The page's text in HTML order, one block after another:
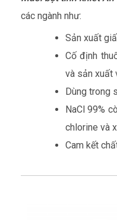
các ngành như:
Sản xuất
Cố định
và sản xuất
Dùng trong
NaCl 99%
chlorine và
Cam kết